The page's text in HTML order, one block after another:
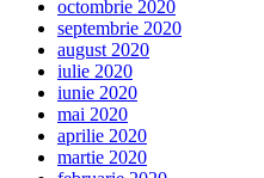
octombrie 2020
septembrie 2020
august 2020
iulie 2020
iunie 2020
mai 2020
aprilie 2020
martie 2020